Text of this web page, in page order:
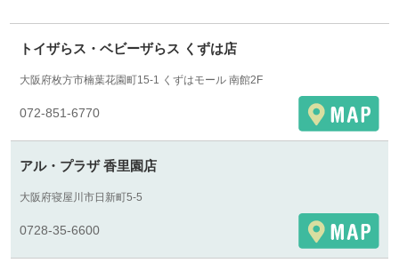
トイザらス・ベビーザらス くずは店
大阪府枚方市楠葉花園町15-1 くずはモール 南館2F
072-851-6770
アル・プラザ 香里園店
大阪府寝屋川市日新町5-5
0728-35-6600